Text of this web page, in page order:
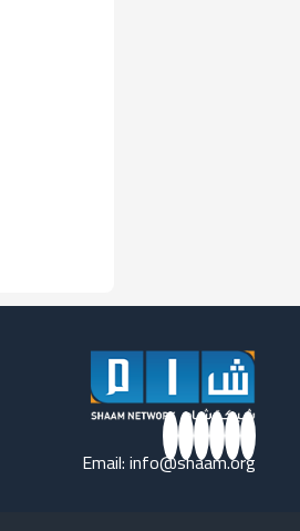
Email:info@shaam.org